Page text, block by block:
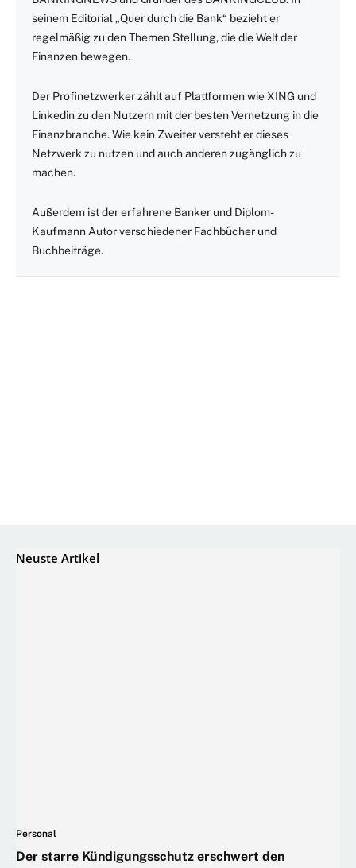
seinem Editorial „Quer durch die Bank“ bezieht er
regelmäßig zu den Themen Stellung, die die Welt der
Finanzen bewegen.
Der Profinetzwerker zählt auf Plattformen wie XING und
Linkedin zu den Nutzern mit der besten Vernetzung in die
Finanzbranche. Wie kein Zweiter versteht er dieses
Netzwerk zu nutzen und auch anderen zugänglich zu
machen.
Außerdem ist der erfahrene Banker und Diplom-
Kaufmann Autor verschiedener Fachbücher und
Buchbeiträge.
Neuste Artikel
Personal
Der starre Kündigungsschutz erschwert den